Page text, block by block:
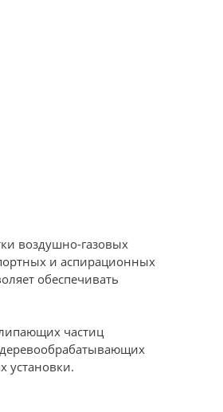
воздушно-газовых
и аспирационных
обеспечивать
частиц
установки.